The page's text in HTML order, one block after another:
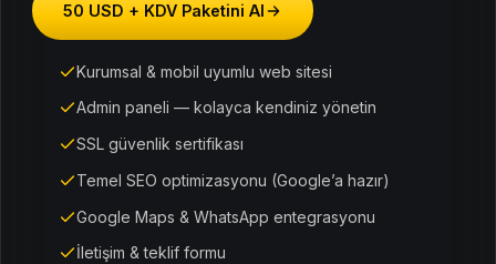
50 USD + KDV Paketini Al
Kurumsal & mobil uyumlu web sitesi
Admin paneli — kolayca kendiniz yönetin
SSL güvenlik sertifikası
Temel SEO optimizasyonu (Google’a hazır)
Google Maps & WhatsApp entegrasyonu
İletişim & teklif formu